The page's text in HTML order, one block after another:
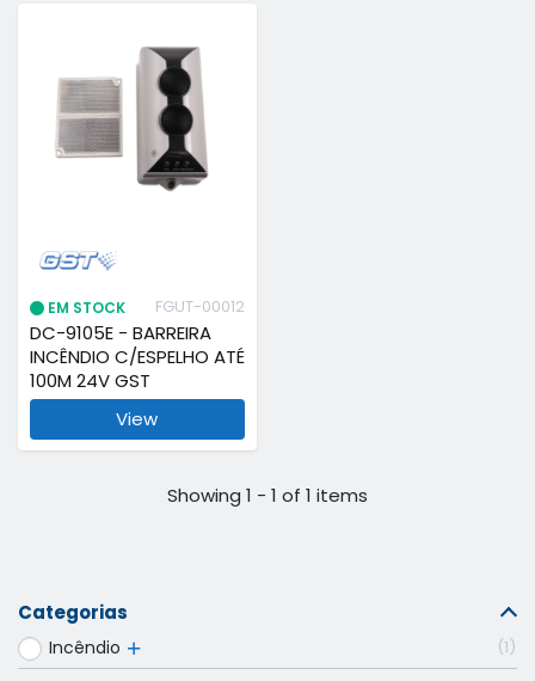
EM STOCK FGUT-00012
DC-9105E - BARREIRA
INCÊNDIO C/ESPELHO ATÉ
100M 24V GST
View
Showing 1 - 1 of 1 items
Categorias
Incêndio 1